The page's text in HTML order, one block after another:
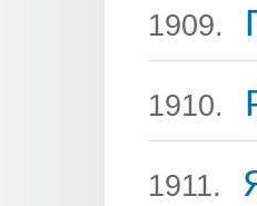
1909.
1910.
1911.